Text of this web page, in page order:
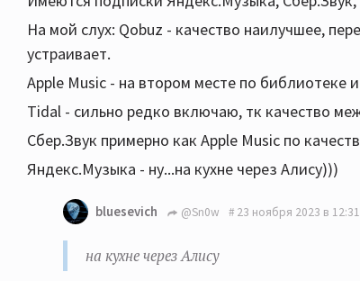
На мой слух: Qobuz - качество наилучшее,
устраивает.
Apple Music - на втором месте по библиотеке
Tidal - сильно редко включаю, тк качество
Сбер.Звук примерно как Apple Music по
Яндекс.Музыка - ну...на кухне через Алису)))
bluesevich @Sn0w 23 ноября 2023 в 12:31
на кухне через Алису